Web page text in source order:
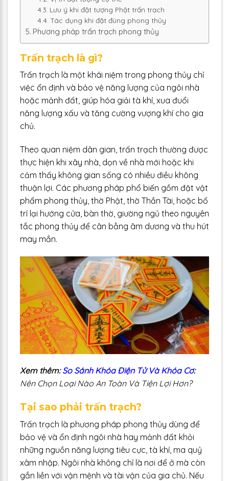
Lưu ý khi đặt tượng Phật trấn trạch
Tác dụng khi đặt đúng phong thủy
Phương pháp trấn trạch phong thủy
Trấn trạch là gì?
Trấn trạch là một khái niệm trong phong thủy chỉ
việc ổn định và bảo vệ năng lượng của ngôi nhà
hoặc mảnh đất, giúp hóa giải tà khí, xua đuổi
năng lượng xấu và tăng cường vượng khí cho gia
chủ.
Theo quan niệm dân gian, trấn trạch thường được
thực hiện khi xây nhà, dọn về nhà mới hoặc khi
cảm thấy không gian sống có nhiều điều không
thuận lợi. Các phương pháp phổ biến gồm đặt vật
phẩm phong thủy, thờ Phật, thờ Thần Tài, hoặc bố
trí lại hướng cửa, bàn thờ, giường ngủ theo nguyên
tắc phong thủy để cân bằng âm dương và thu hút
may mắn.
Xem thêm:So Sánh Khóa Điện Tử Và Khóa Cơ:
Nên Chọn Loại Nào An Toàn Và Tiện Lợi Hơn?
Tại sao phải trấn trạch?
Trấn trạch là phương pháp phong thủy dùng để
bảo vệ và ổn định ngôi nhà hay mảnh đất khỏi
những nguồn năng lượng tiêu cực, tà khí, ma quỷ
xâm nhập. Ngôi nhà không chỉ là nơi để ở mà còn
gắn liền với vận mệnh và tài vận của gia chủ. Nếu